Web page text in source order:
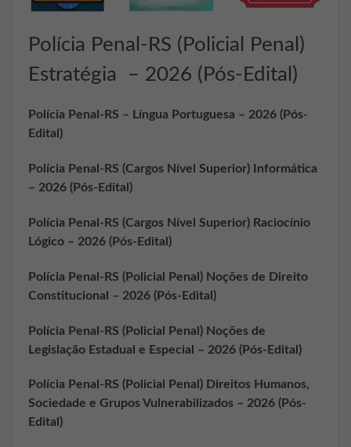
Polícia Penal-RS (Policial Penal)
Estratégia – 2026 (Pós-Edital)
Polícia Penal-RS – Língua Portuguesa – 2026 (Pós-
Edital)
Polícia Penal-RS (Cargos Nível Superior) Informática
– 2026 (Pós-Edital)
Polícia Penal-RS (Cargos Nível Superior) Raciocínio
Lógico – 2026 (Pós-Edital)
Polícia Penal-RS (Policial Penal) Noções de Direito
Constitucional – 2026 (Pós-Edital)
Polícia Penal-RS (Policial Penal) Noções de
Legislação Estadual e Especial – 2026 (Pós-Edital)
Polícia Penal-RS (Policial Penal) Direitos Humanos,
Sociedade e Grupos Vulnerabilizados – 2026 (Pós-
Edital)